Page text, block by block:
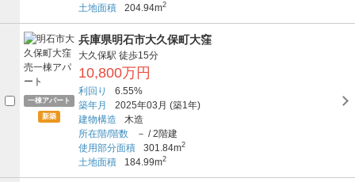
土地面積 204.94m2
一棟アパート
新築
兵庫県明石市大久保町大窪
大久保駅 徒歩15分
10,800万円
利回り
6.55%
築年月
2025年03月 (築1年)
建物構造
木造
所在階/階数
－ /2階建
使用部分面積
301.84m2
土地面積 184.99m2